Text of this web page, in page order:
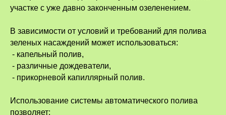
участке с уже давно законченным озеленением.
В зависимости от условий и требований для полива
зеленых насаждений может использоваться:
- капельный полив,
- различные дождеватели,
- прикорневой капиллярный полив.
Использование системы автоматического полива
позволяет: